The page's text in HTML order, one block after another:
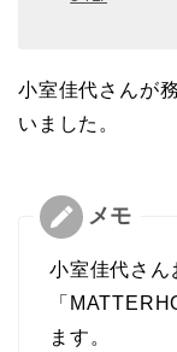
小室佳代さんが
いました。
小室佳代さん
「
ます。